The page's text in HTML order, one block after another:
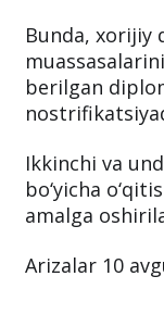
Bunda, xorijiy
berilgan
Ikkinchi va
bo‘yicha
amalga
Arizalar 10